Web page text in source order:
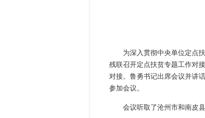
为深入贯彻中央单位定点
残联召开定点扶贫专题工作对
对接。鲁勇书记出席会议并讲
参加会议。
会议听取了沧州市和南皮